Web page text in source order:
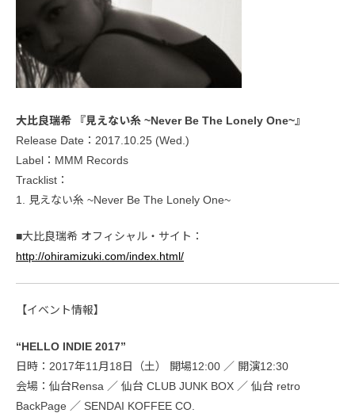
大比良瑞希 『見えない糸 ~Never Be The Lonely One~』
Release Date：2017.10.25 (Wed.)
Label：MMM Records
Tracklist：
1. 見えない糸 ~Never Be The Lonely One~
■大比良瑞希 オフィシャル・サイト：
http://ohiramizuki.com/index.html/
【イベント情報】
“HELLO INDIE 2017”
日時：2017年11月18日（⼟） 開場12:00 ／ 開演12:30
会場：仙台Rensa ／ 仙台 CLUB JUNK BOX ／ 仙台 retro
BackPage ／ SENDAI KOFFEE CO.